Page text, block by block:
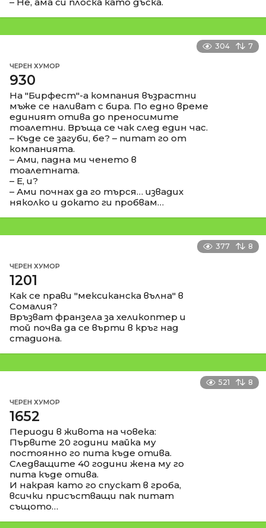
304 7
ЧЕРЕН ХУМОР
930
На "Бирфест"-а компания възрастни
мъже се наливат с бира. По едно време
единият отива до преносимите
тоалетни. Връща се чак след един час.
– Къде се загуби, бе? – питат го от
компанията.
– Ами, падна ми ченето в
тоалетната.
– Е, и?
– Ами почнах да го търся… извадих
няколко и докато ги пробвам…
377 8
ЧЕРЕН ХУМОР
1201
Как се прави "мексиканска вълна" в
Сомалия?
Връзват франзела за хеликоптер и
той почва да се върти в кръг над
стадиона.
521 8
ЧЕРЕН ХУМОР
1652
Периоди в живота на човека:
Първите 20 години майка му
постоянно го пита къде отива.
Следващите 40 години жена му го
пита къде отива.
И накрая като го спускат в гроба,
всички присъстващи пак питат
същото…